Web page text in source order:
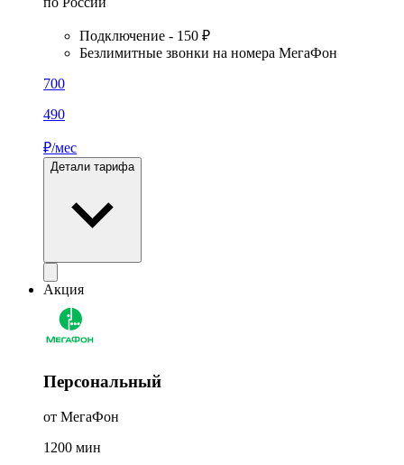
Подключение - 150 ₽
Безлимитные звонки на номера МегаФон
700
490
₽/мес
Детали тарифа
Акция
Персональный
от МегаФон
1200 мин